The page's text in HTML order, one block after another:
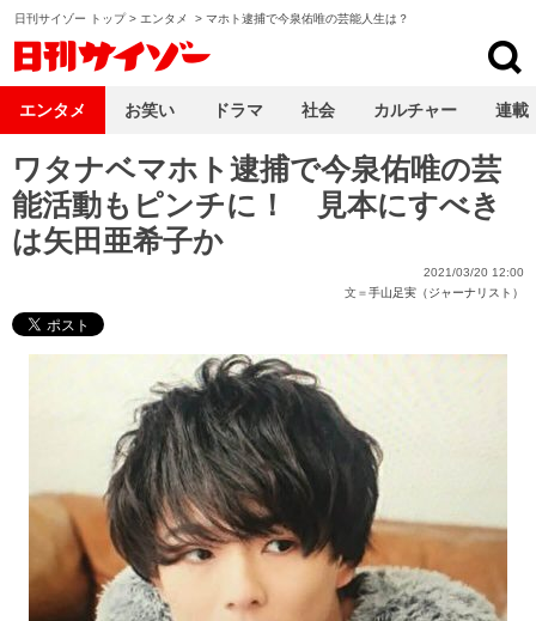
日刊サイゾー トップ> エンタメ > マホト逮捕で今泉佑唯の芸能人生は？
ワタナベマホト逮捕で今泉佑唯の芸
能活動もピンチに！ 見本にすべき
は矢田亜希子か
2021/03/20 12:00
文＝手山足実（ジャーナリスト）
エンタメ お笑い ドラマ 社会 カルチャー 連載